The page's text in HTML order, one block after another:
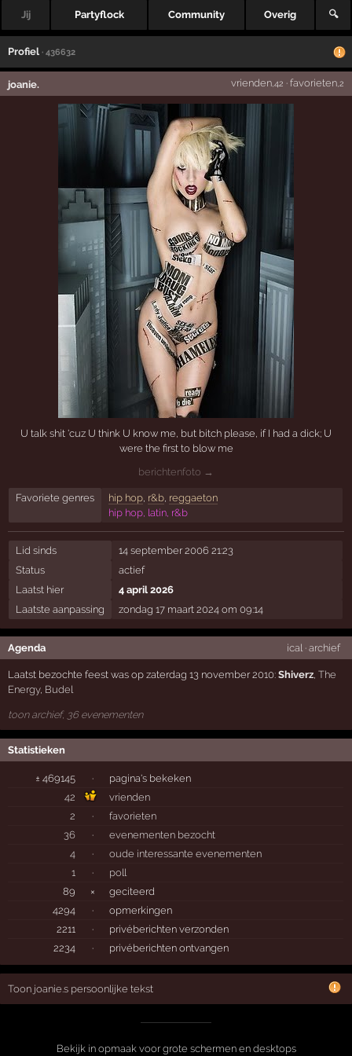
Jij Partyflock Community Overig 🔍
Profiel · 436632
joanie. vrienden,42 · favorieten,2
U talk shit 'cuz U think U know me, but bitch please, if I had a dick; U
were the first to blow me
berichtenfoto →
Favoriete genres hip hop, r&b, reggaeton
hip hop, latin, r&b
Lid sinds
14 september 2006 21:23
Status
actief
Laatst hier
4 april 2026
Laatste aanpassing
zondag 17 maart 2024 om 09:14
Agenda ical· archief
Laatst bezochte feest was op zaterdag 13 november 2010:Shiverz,The
Energy, Budel
toon archief, 36 evenementen
Statistieken
± 469145 ·
pagina's bekeken
42
vrienden
2
·
favorieten
36
·
evenementen bezocht
4
·
oude interessante evenementen
1
·
poll
89
×
geciteerd
4294
·
opmerkingen
2211
·
privéberichten verzonden
2234
· privéberichten ontvangen
Toon joanie.s persoonlijke tekst
Bekijk in opmaak voor grote schermen en desktops